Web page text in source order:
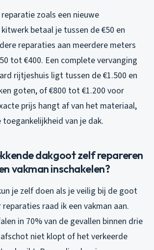
zoals een nieuwe
betaal je tussen de €50 en
reparaties aan meerdere meters
tot €400. Een complete vervanging
rijtjeshuis ligt tussen de €1.500 en
goten, of €800 tot €1.200 voor
prijs hangt af van het materiaal,
van je dak.
dakgoot zelf repareren
vakman inschakelen?
je zelf doen als je veilig bij de goot
raad ik een vakman aan.
in 70% van de gevallen binnen drie
niet klopt of het verkeerde